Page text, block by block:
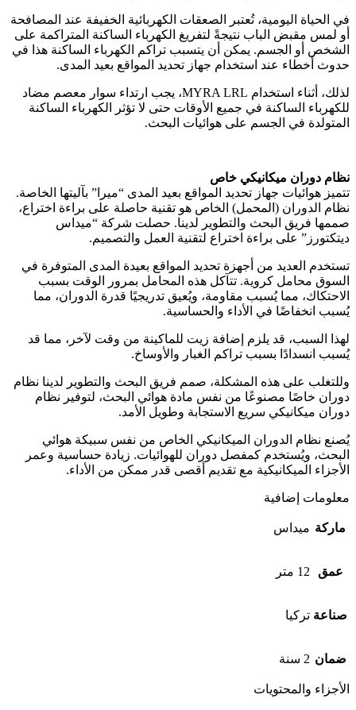
في الحياة اليومية، تُعتبر الصعقات الكهربائية الخفيفة عند المصافحة
أو لمس مقبض الباب نتيجةً لتفريغ الكهرباء الساكنة المتراكمة على
الشخص أو الجسم. يمكن أن يتسبب تراكم الكهرباء الساكنة هذا في
حدوث أخطاء عند استخدام جهاز تحديد المواقع بعيد المدى.
لذلك، أثناء استخدام MYRA LRL، يجب ارتداء سوار معصم مضاد
للكهرباء الساكنة في جميع الأوقات حتى لا تؤثر الكهرباء الساكنة
المتولدة في الجسم على هوائيات البحث.
نظام دوران ميكانيكي خاص
تتميز هوائيات جهاز تحديد المواقع بعيد المدى “ميرا” بآليتها الخاصة.
نظام الدوران (المحمل) الخاص هو تقنية حاصلة على براءة اختراع،
صممها فريق البحث والتطوير لدينا. حصلت شركة “ميداس
ديتكتورز” على براءة اختراع لتقنية العمل والتصميم.
تستخدم العديد من أجهزة تحديد المواقع بعيدة المدى المتوفرة في
السوق محامل كروية. تتآكل هذه المحامل بمرور الوقت بسبب
الاحتكاك، مما يُسبب مقاومة، ويُعيق تدريجيًا قدرة الدوران، مما
يُسبب انخفاضًا في الأداء والحساسية.
لهذا السبب، قد يلزم إضافة زيت للماكينة من وقت لآخر، مما قد
يُسبب انسدادًا بسبب تراكم الغبار والأوساخ.
وللتغلب على هذه المشكلة، صمم فريق البحث والتطوير لدينا نظام
دوران خاصًا مصنوعًا من نفس مادة هوائي البحث، لتوفير نظام
دوران ميكانيكي سريع الاستجابة وطويل الأمد.
يُصنع نظام الدوران الميكانيكي الخاص من نفس سبيكة هوائي
البحث، ويُستخدم كمفصل دوران للهوائيات. زيادة حساسية وعمر
الأجزاء الميكانيكية مع تقديم أقصى قدر ممكن من الأداء.
معلومات إضافية
ماركة ميداس
عمق 12 متر
صناعة تركيا
ضمان 2 سنة
الأجزاء والمحتويات